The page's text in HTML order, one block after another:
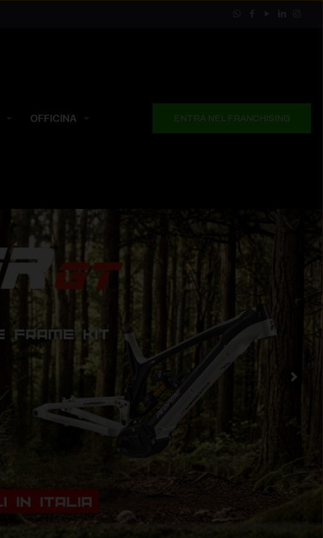
OFFICINA ENTRA NEL FRANCHISING